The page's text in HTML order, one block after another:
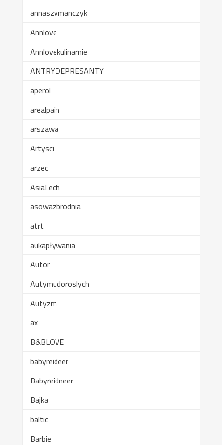
annaszymanczyk
Annlove
Annlovekulinarnie
ANTRYDEPRESANTY
aperol
arealpain
arszawa
Artysci
arzec
AsiaLech
asowazbrodnia
atrt
aukapływania
Autor
Autymudoroslych
Autyzm
ax
B&BLOVE
babyreideer
Babyreidneer
Bajka
baltic
Barbie